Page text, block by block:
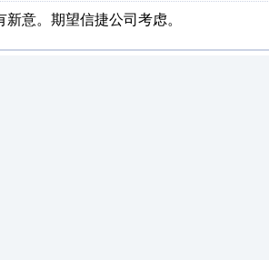
意。期望信捷公司考虑。